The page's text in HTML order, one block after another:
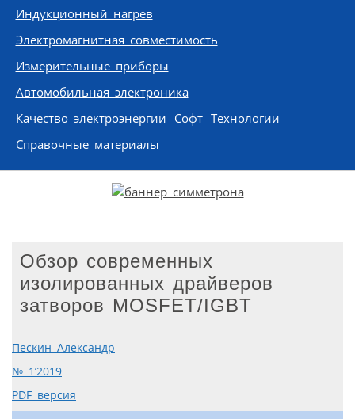
Индукционный нагрев
Электромагнитная совместимость
Измерительные приборы
Автомобильная электроника
Качество электроэнергии Софт Технологии
Справочные материалы
Обзор современных
изолированных драйверов
затворов MOSFET/IGBT
Пескин Александр
№ 1’2019
PDF версия